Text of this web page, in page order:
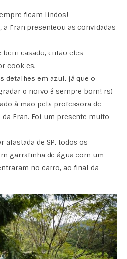
ficam lindos!
Fran presenteou as convidadas
bem casado, então eles
cookies.
detalhes em azul, já que o
o noivo é sempre bom! rs)
à mão pela professora de
da Fran. Foi um presente muito
afastada de SP, todos os
garrafinha de água com um
no carro, ao final da